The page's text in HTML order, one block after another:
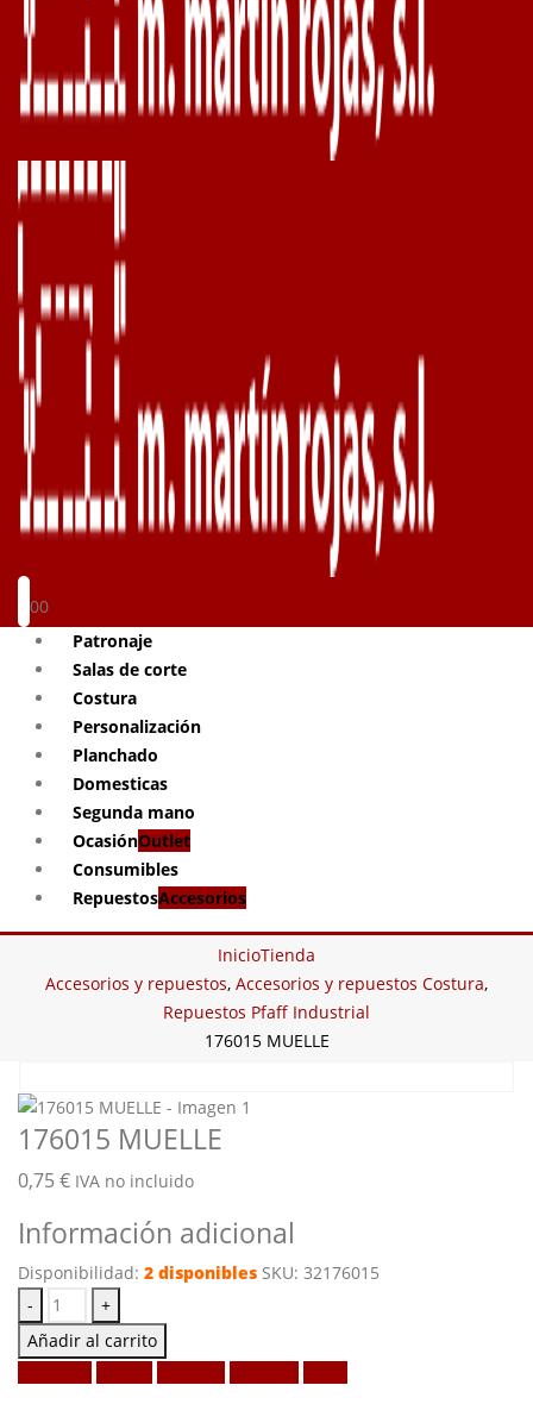
00
Patronaje
Salas de corte
Costura
Personalización
Planchado
Domesticas
Segunda mano
OcasiónOutlet
Consumibles
RepuestosAccesorios
InicioTienda
Accesorios y repuestos, Accesorios y repuestos Costura,
Repuestos Pfaff Industrial
176015 MUELLE
176015 MUELLE
0,75€ IVA no incluido
Información adicional
Disponibilidad: 2 disponibles SKU: 32176015
-
+
Añadir al carrito